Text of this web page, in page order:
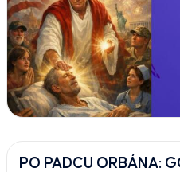
PO PADCU ORBÁNA: